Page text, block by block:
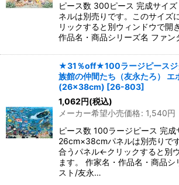
ピース数 300ピース 完成サイ
ネルは別売りです。このサイズ
リックすると別ウィンドウで開
作品名・商品シリーズ名 ファ
★31％off★100ラージピースジ
族館の仲間たち（友永たろ）
(26×38cm) [26-803]
1,062円(税込)
メーカー希望小売価格: 1,540円
ピース数 100ラージピース 完成
26cm×38cmパネルは別売りで
合うパネル←クリックすると別
ます。 作家名・作品名・商品シ
スト/友永…